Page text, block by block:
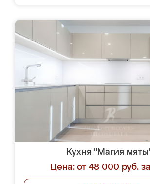
Кухня "Магия
Цена: от 48 000 руб.